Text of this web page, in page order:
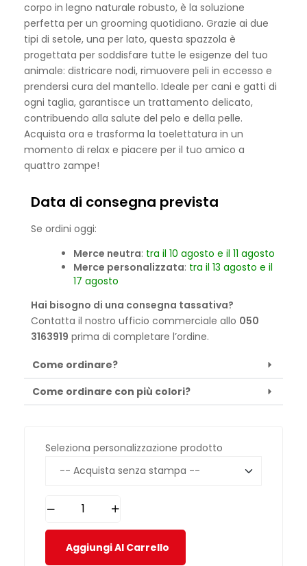
corpo in legno naturale robusto, è la soluzione
perfetta per un grooming quotidiano. Grazie ai due
tipi di setole, una per lato, questa spazzola è
progettata per soddisfare tutte le esigenze del tuo
animale: districare nodi, rimuovere peli in eccesso e
prendersi cura del mantello. Ideale per cani e gatti di
ogni taglia, garantisce un trattamento delicato,
contribuendo alla salute del pelo e della pelle.
Acquista ora e trasforma la toelettatura in un
momento di relax e piacere per il tuo amico a
quattro zampe!
Data di consegna prevista
Se ordini oggi:
Merce neutra: tra il 10 agosto e il 11 agosto
Merce personalizzata: tra il 13 agosto e il
17 agosto
Hai bisogno di una consegna tassativa?
Contatta il nostro ufficio commerciale allo 050
3163919 prima di completare l’ordine.
Come ordinare?
Come ordinare con più colori?
Seleziona personalizzazione prodotto
Aggiungi Al Carrello